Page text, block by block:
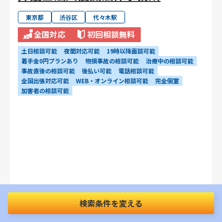
東京都 渋谷区 代々木駅
全国対応 初回相談無料
土日相談可能 夜間対応可能
19時以降面談可能
着手金0円プランあり
物損事故の相談可能
治療中の相談可能
事故直後の相談可能
後払い可能
電話相談可能
全国出張対応可能
WEB・オンライン相談可能
完全個室
加害者の相談可能
JR「代々木駅」徒歩3分 / 小田急電鉄
検索条件を変える